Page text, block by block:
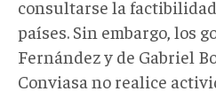
consultarse la
países. Sin embargo, los
Fernández y de Gabriel
Conviasa no realice